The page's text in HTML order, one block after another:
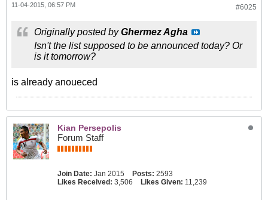
#6025
11-04-2015, 06:57 PM
Originally posted byGhermez Agha
Isn't the list supposed to be announced today? Or
is it tomorrow?
is already anoueced
Kian Persepolis
Forum Staff
Join Date: Jan 2015 Posts: 2593
Likes Received: 3,506 Likes Given: 11,239